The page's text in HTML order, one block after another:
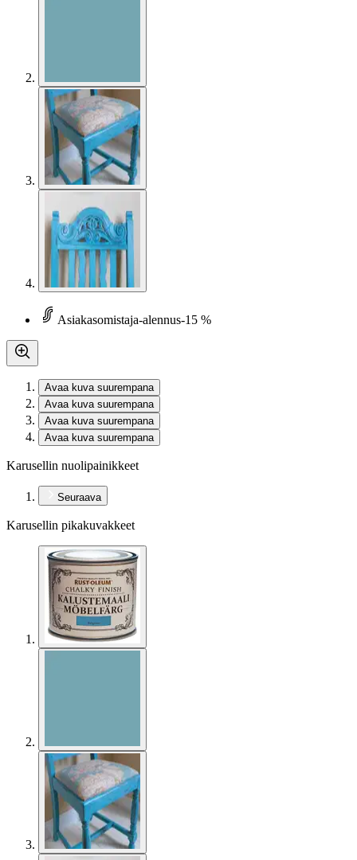
Asiakasomistaja-alennus-15 %
Avaa kuva suurempana
Avaa kuva suurempana
Avaa kuva suurempana
Avaa kuva suurempana
Karusellin nuolipainikkeet
Seuraava
Karusellin pikakuvakkeet